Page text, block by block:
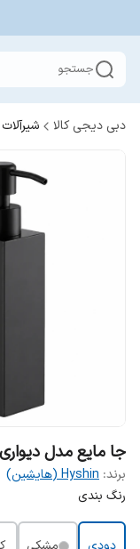
جستجو
دبی دیجی کالا
جا مایع مدل
برند: Hyshin (هایشین)
رنگ بندی